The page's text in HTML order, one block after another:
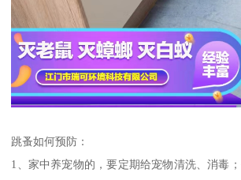
跳蚤如何预防：
1、家中养宠物的，要定期给宠物清洗、消毒